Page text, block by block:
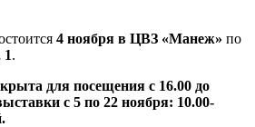
4 ноября в ЦВЗ «Манеж» по
.
для посещения с 16.00 до
с 5 по 22 ноября: 10.00-